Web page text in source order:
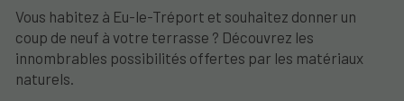
Vous habitez à Eu-le-Tréport et souhaitez donner un
coup de neuf à votre terrasse ? Découvrez les
innombrables possibilités offertes par les matériaux
naturels.